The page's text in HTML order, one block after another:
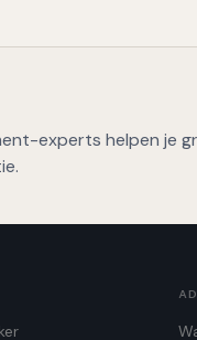
experts helpen je